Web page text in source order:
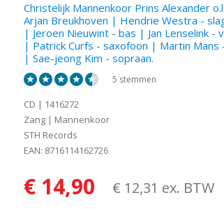
Christelijk Mannenkoor Prins Alexander
Arjan Breukhoven | Hendrie Westra -
| Jeroen Nieuwint - bas | Jan Lenselink -
| Patrick Curfs - saxofoon | Martin Mans
|Sae-jeong Kim - sopraan.
5 stemmen
CD | 1416272
Zang | Mannenkoor
STH Records
EAN: 8716114162726
€ 14,90 € 12,31 ex. BTW